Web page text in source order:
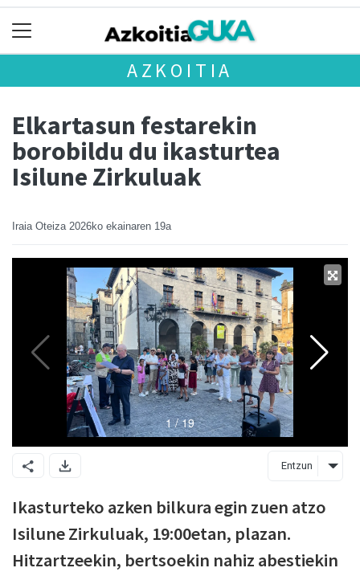
AZKOITIA
Elkartasun festarekin
borobildu du ikasturtea
Isilune Zirkuluak
Iraia Oteiza 2026ko ekainaren 19a
Entzun
Ikasturteko azken bilkura egin zuen atzo
Isilune Zirkuluak, 19:00etan, plazan.
Hitzartzeekin, bertsoekin nahiz abestiekin